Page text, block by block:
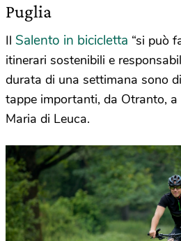
Puglia
Il Salento in bicicletta “si può
itinerari sostenibili e
durata di una settimana sono
tappe importanti, da Otranto, a
Maria di Leuca.